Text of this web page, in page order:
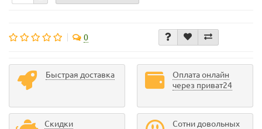
0
Быстрая доставка
Оплата онлайн
через приват24
Скидки
Сотни довольных